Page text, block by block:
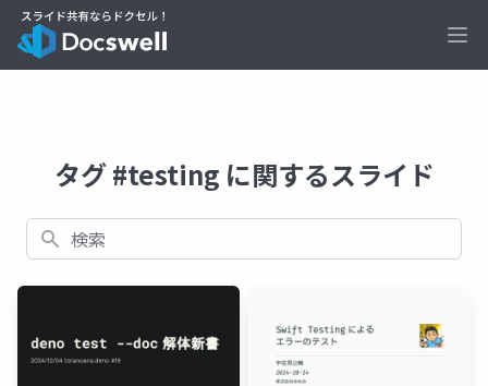
タグ #testing に関するスライド
検索